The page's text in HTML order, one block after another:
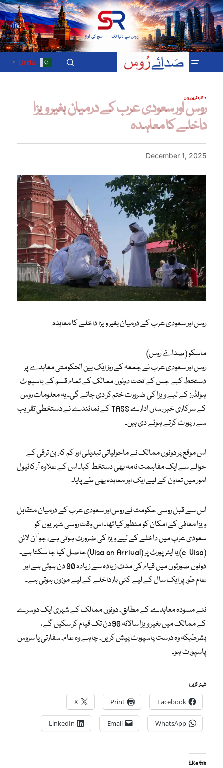
Urdu
▼
تازہ ترینروس
روس اور سعودی عرب کے درمیان بغیر ویزا
داخلے کا معاہدہ
December 1, 2025
روس اور سعودی عرب کے درمیان بغیر ویزا داخلے کا معاہدہ
ماسکو (صداۓ روس)
روس اور سعودی عرب نے جمعہ کے روز ایک بین الحکومتی معاہدے پر
دستخط کیے جس کے تحت دونوں ممالک کے تمام قسم کے پاسپورٹ
ہولڈرز کے لیے ویزا کی ضرورت ختم کر دی جائے گی۔ یہ معلومات روس
کے سرکاری خبر رساں ادارے TASS کے نمائندے نے دستخطی تقریب
سے رپورٹ کرتے ہوئے دی ہیں۔
اس موقع پر دونوں ممالک نے ماحولیاتی تبدیلی اور کم کاربن ترقی کے
حوالے سے ایک مفاہمت نامہ بھی دستخط کیا۔ اس کے علاوہ آرکائیول
امور میں تعاون کے لیے ایک اور معاہدہ بھی طے پایا۔
اس سے قبل روسی حکومت نے روس اور سعودی عرب کے درمیان متقابل
ویزا معافی کے امکان کو منظور کیا تھا۔ اس وقت روسی شہریوں کو
سعودی عرب میں داخلے کے لیے ویزا کی ضرورت ہوتی ہے، جو آن لائن
(e-Visa) یا ایئرپورٹ پر (Visa on Arrival) حاصل کیا جا سکتا ہے۔
دونوں صورتوں میں قیام کی مدت زیادہ سے زیادہ 90 دن ہوتی ہے اور
عام طور پر ایک سال کے لیے کئی بار داخلے کے لیے موزوں ہوتی ہے۔
نئے مسودہ معاہدے کے مطابق، دونوں ممالک کے شہری ایک دوسرے
کے ممالک میں بغیر ویزا سالانہ 90 دن تک قیام کر سکیں گے،
بشرطیکہ وہ درست پاسپورٹ پیش کریں، چاہے وہ عام، سفارتی یا سروس
پاسپورٹ ہو۔
شیئر کریں:
Facebook
Print
X
WhatsApp
Email
LinkedIn
Like this: